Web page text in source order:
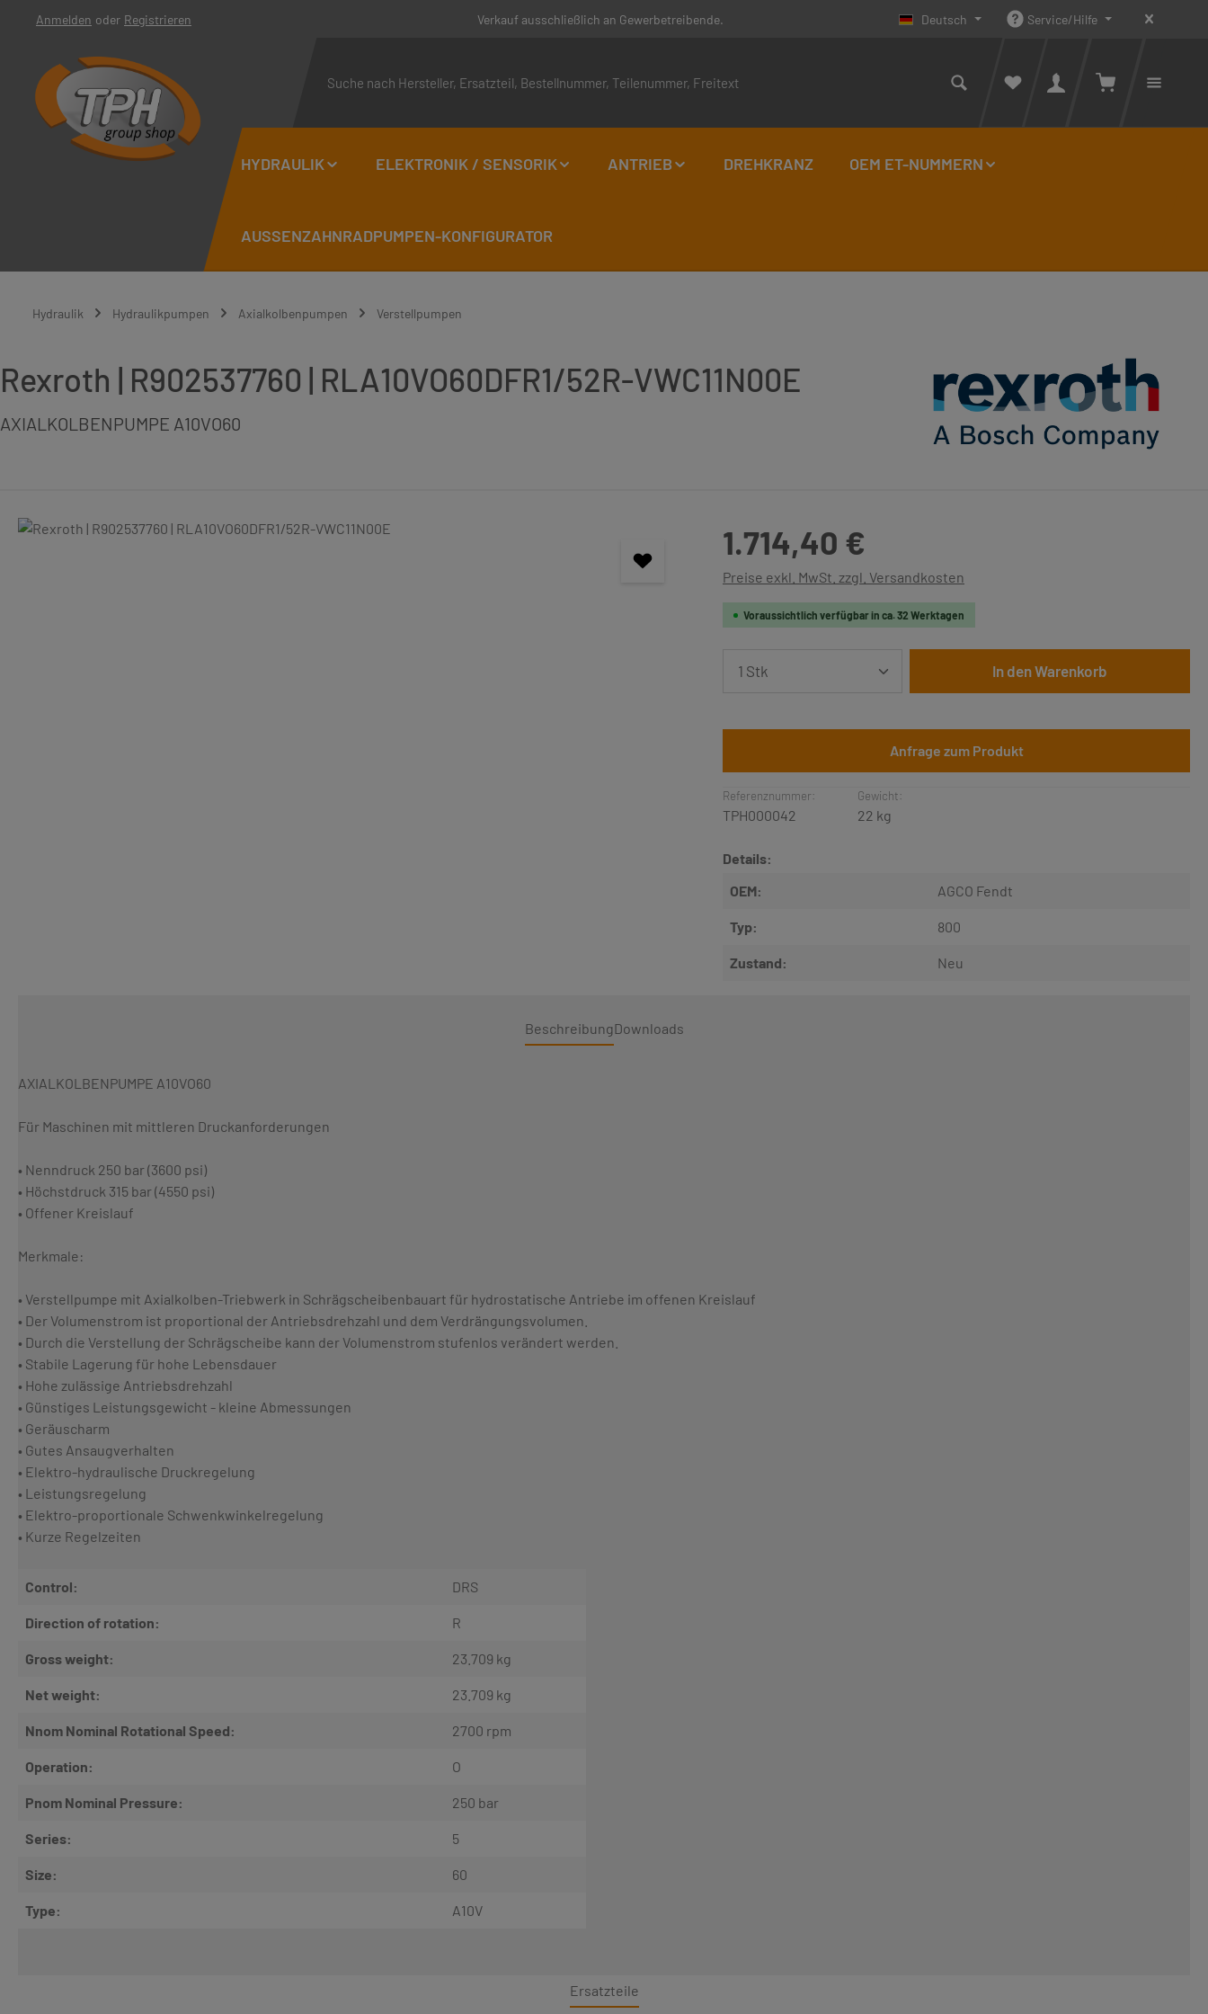
Hauptinhalt springen
Zur Suche springen
Zur Hauptnavigation springen
Anmelden oder Registrieren Verkauf ausschließlich an Gewerbetreibende. Deutsch Service/Hilfe
Du
HYDRAULIK ELEKTRONIK / SENSORIK ANTRIEB DREHKRANZ OEM ET-NUMMERN
AUSSENZAHNRADPUMPEN-KONFIGURATOR
Hydraulik Hydraulikpumpen Axialkolbenpumpen Verstellpumpen
Rexroth | R902537760 | RLA10VO60DFR1/52R-VWC11N00E
AXIALKOLBENPUMPE A10VO60
Bildergalerie überspringen 1.714,40 €
Preise exkl. MwSt. zzgl. Versandkosten
Voraussichtlich verfügbar in ca. 32 Werktagen
Produkt Anzahl: Gib den gewünschten Wert ein
In den Warenkorb
Anfrage zum Produkt
Referenznummer:
TPH000042
Gewicht:
22 kg
Details:
OEM:
AGCO Fendt
Typ: 800
Zustand: Neu
BeschreibungDownloads
AXIALKOLBENPUMPE A10VO60
Für Maschinen mit mittleren Druckanforderungen
• Nenndruck 250 bar (3600 psi)
• Höchstdruck 315 bar (4550 psi)
• Offener Kreislauf
Merkmale:
• Verstellpumpe mit Axialkolben-Triebwerk in Schrägscheibenbauart für hydrostatische Antriebe im offenen Kreislauf
• Der Volumenstrom ist proportional der Antriebsdrehzahl und dem Verdrängungsvolumen.
• Durch die Verstellung der Schrägscheibe kann der Volumenstrom stufenlos verändert werden.
• Stabile Lagerung für hohe Lebensdauer
• Hohe zulässige Antriebsdrehzahl
• Günstiges Leistungsgewicht - kleine Abmessungen
• Geräuscharm
• Gutes Ansaugverhalten
• Elektro-hydraulische Druckregelung
• Leistungsregelung
• Elektro-proportionale Schwenkwinkelregelung
• Kurze Regelzeiten
Control: DRS
Direction of rotation: R
Gross weight: 23.709 kg
Net weight: 23.709 kg
Nnom Nominal Rotational Speed: 2700 rpm
Operation: O
Pnom Nominal Pressure: 250 bar
Series: 5
Size: 60
Type: A10V
Ersatzteile